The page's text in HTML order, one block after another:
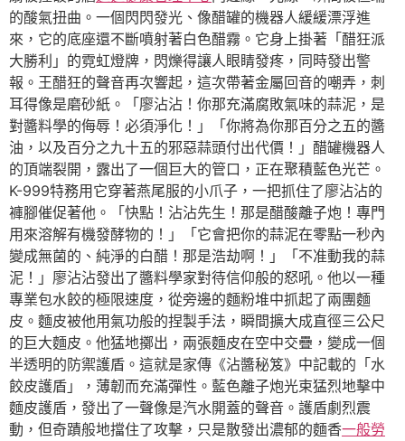
的酸氣扭曲。一個閃閃發光、像醋罐的機器人緩緩漂浮進
來，它的底座還不斷噴射著白色醋霧。它身上掛著「醋狂派
大勝利」的霓虹燈牌，閃爍得讓人眼睛發疼，同時發出警
報。王醋狂的聲音再次響起，這次帶著金屬回音的嘲弄，刺
耳得像是磨砂紙。「廖沾沾！你那充滿腐敗氣味的蒜泥，是
對醬料學的侮辱！必須淨化！」「你將為你那百分之五的醬
油，以及百分之九十五的邪惡蒜頭付出代價！」醋罐機器人
的頂端裂開，露出了一個巨大的管口，正在聚積藍色光芒。
K-999特務用它穿著燕尾服的小爪子，一把抓住了廖沾沾的
褲腳催促著他。「快點！沾沾先生！那是醋酸離子炮！專門
用來溶解有機發酵物的！」「它會把你的蒜泥在零點一秒內
變成無菌的、純淨的白醋！那是浩劫啊！」「不准動我的蒜
泥！」廖沾沾發出了醬料學家對待信仰般的怒吼。他以一種
專業包水餃的極限速度，從旁邊的麵粉堆中抓起了兩團麵
皮。麵皮被他用氣功般的捏製手法，瞬間擴大成直徑三公尺
的巨大麵皮。他猛地擲出，兩張麵皮在空中交疊，變成一個
半透明的防禦護盾。這就是家傳《沾醬秘笈》中記載的「水
餃皮護盾」，薄韌而充滿彈性。藍色離子炮光束猛烈地擊中
麵皮護盾，發出了一聲像是汽水開蓋的聲音。護盾劇烈震
動，但奇蹟般地擋住了攻擊，只是散發出濃郁的麵香一般勞